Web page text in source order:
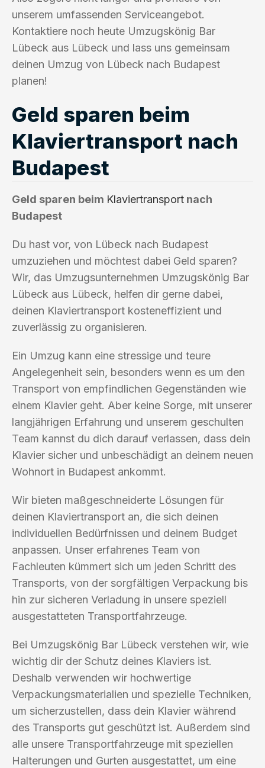
unserem umfassenden Serviceangebot.
Kontaktiere noch heute Umzugskönig Bar
Lübeck aus Lübeck und lass uns gemeinsam
deinen Umzug von Lübeck nach Budapest
planen!
Geld sparen beim
Klaviertransport nach
Budapest
Geld sparen beim Klaviertransport nach
Budapest
Du hast vor, von Lübeck nach Budapest
umzuziehen und möchtest dabei Geld sparen?
Wir, das Umzugsunternehmen Umzugskönig Bar
Lübeck aus Lübeck, helfen dir gerne dabei,
deinen Klaviertransport kosteneffizient und
zuverlässig zu organisieren.
Ein Umzug kann eine stressige und teure
Angelegenheit sein, besonders wenn es um den
Transport von empfindlichen Gegenständen wie
einem Klavier geht. Aber keine Sorge, mit unserer
langjährigen Erfahrung und unserem geschulten
Team kannst du dich darauf verlassen, dass dein
Klavier sicher und unbeschädigt an deinem neuen
Wohnort in Budapest ankommt.
Wir bieten maßgeschneiderte Lösungen für
deinen Klaviertransport an, die sich deinen
individuellen Bedürfnissen und deinem Budget
anpassen. Unser erfahrenes Team von
Fachleuten kümmert sich um jeden Schritt des
Transports, von der sorgfältigen Verpackung bis
hin zur sicheren Verladung in unsere speziell
ausgestatteten Transportfahrzeuge.
Bei Umzugskönig Bar Lübeck verstehen wir, wie
wichtig dir der Schutz deines Klaviers ist.
Deshalb verwenden wir hochwertige
Verpackungsmaterialien und spezielle Techniken,
um sicherzustellen, dass dein Klavier während
des Transports gut geschützt ist. Außerdem sind
alle unsere Transportfahrzeuge mit speziellen
Halterungen und Gurten ausgestattet, um eine